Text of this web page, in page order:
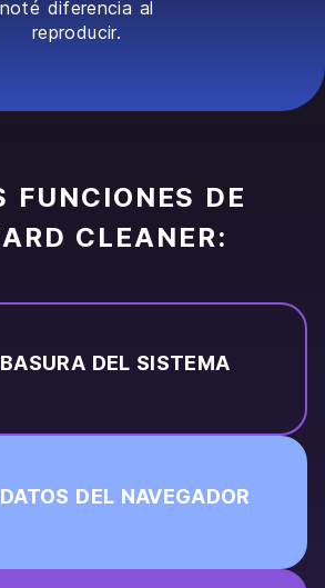
noté diferencia al
reproducir.
FUNCIONES DE
CLEANER:
DEL SISTEMA
DEL NAVEGADOR